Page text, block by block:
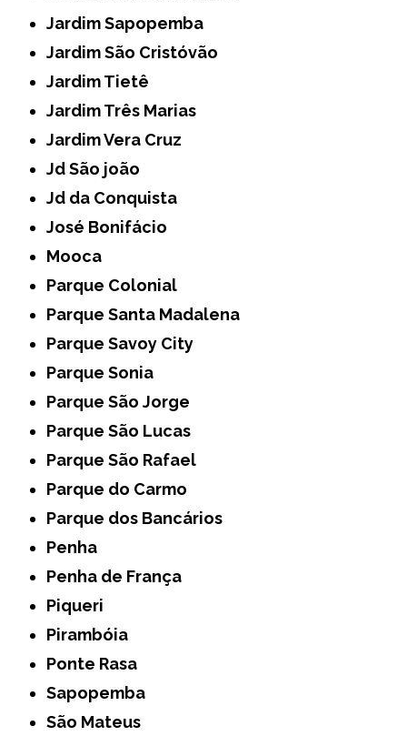
Jardim Sapopemba
Jardim São Cristóvão
Jardim Tietê
Jardim Três Marias
Jardim Vera Cruz
Jd São joão
Jd da Conquista
José Bonifácio
Mooca
Parque Colonial
Parque Santa Madalena
Parque Savoy City
Parque Sonia
Parque São Jorge
Parque São Lucas
Parque São Rafael
Parque do Carmo
Parque dos Bancários
Penha
Penha de França
Piqueri
Pirambóia
Ponte Rasa
Sapopemba
São Mateus